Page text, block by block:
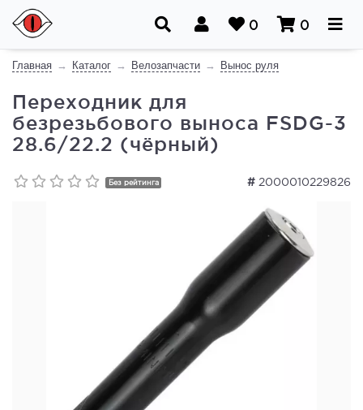
0 0
Главная Каталог Велозапчасти Вынос руля
Переходник для
безрезьбового выноса FSDG-3
28.6/22.2 (чёрный)
# 2000010229826
Без рейтинга